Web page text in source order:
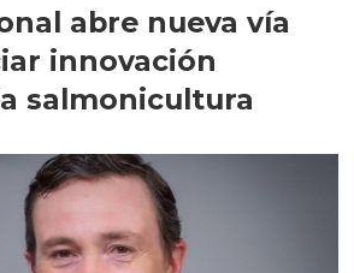
abre nueva vía
innovación
salmonicultura